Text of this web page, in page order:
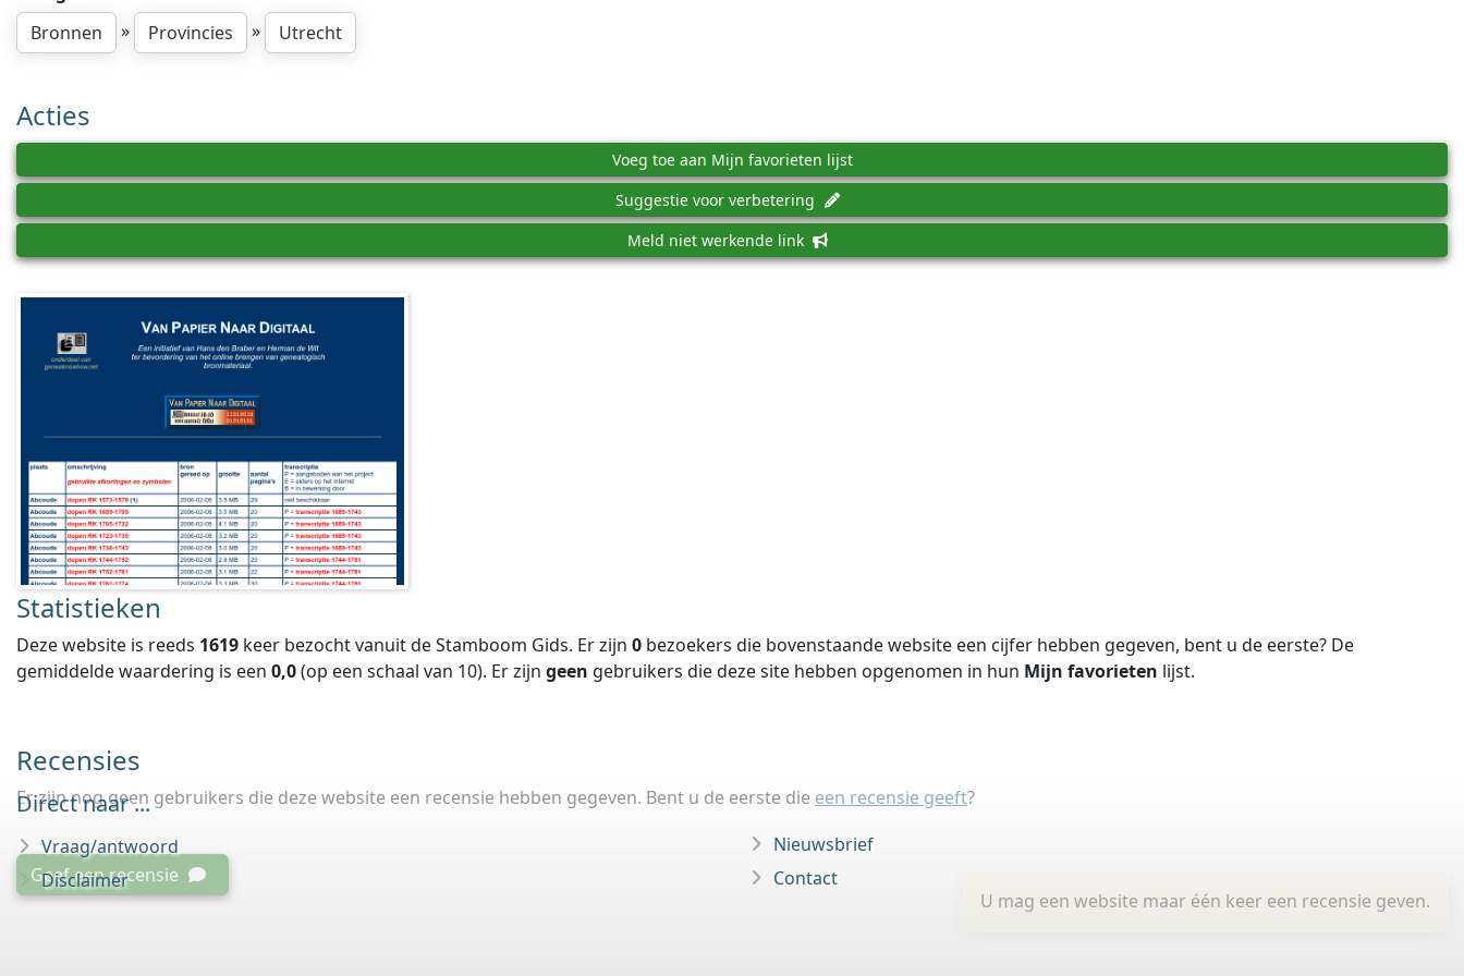
Bronnen
» Provincies » Utrecht
Acties
Voeg toe aan Mijn favorieten lijst
Suggestie voor verbetering
Meld niet werkende link
Statistieken
Deze website is reeds 1619 keer bezocht vanuit de Stamboom Gids. Er zijn 0 bezoekers die bovenstaande website een cijfer hebben gegeven, bent u de eerste? De
gemiddelde waardering is een 0,0(op een schaal van 10). Er zijn geen gebruikers die deze site hebben opgenomen in hun Mijn favorieten lijst.
Recensies
Er zijn nog geen gebruikers die deze website een recensie hebben gegeven. Bent u de eerste die een recensie geeft?
U mag een website maar één keer een recensie geven.
Geef een recensie
Direct naar ...
Vraag/antwoord
Disclaimer
Nieuwsbrief
Contact